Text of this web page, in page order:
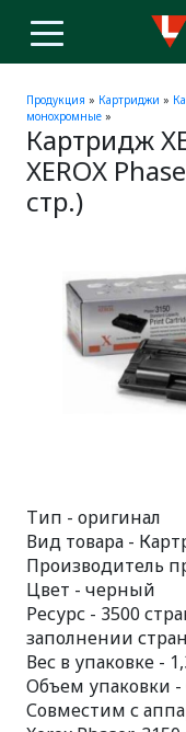
Продукция » Картриджи »
монохромные »
Картридж
XEROX
стр.)
Тип - оригинал
Вид товара -
Производитель
Цвет - черный
Ресурс - 3500
заполнении
Вес в упаковке -
Объем упаковки -
Совместим с